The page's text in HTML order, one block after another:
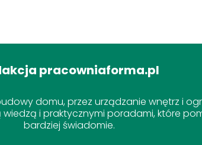
pracowniaforma.pl
domu, przez urządzanie wnętrz i
i praktycznymi poradami, które
bardziej świadomie.